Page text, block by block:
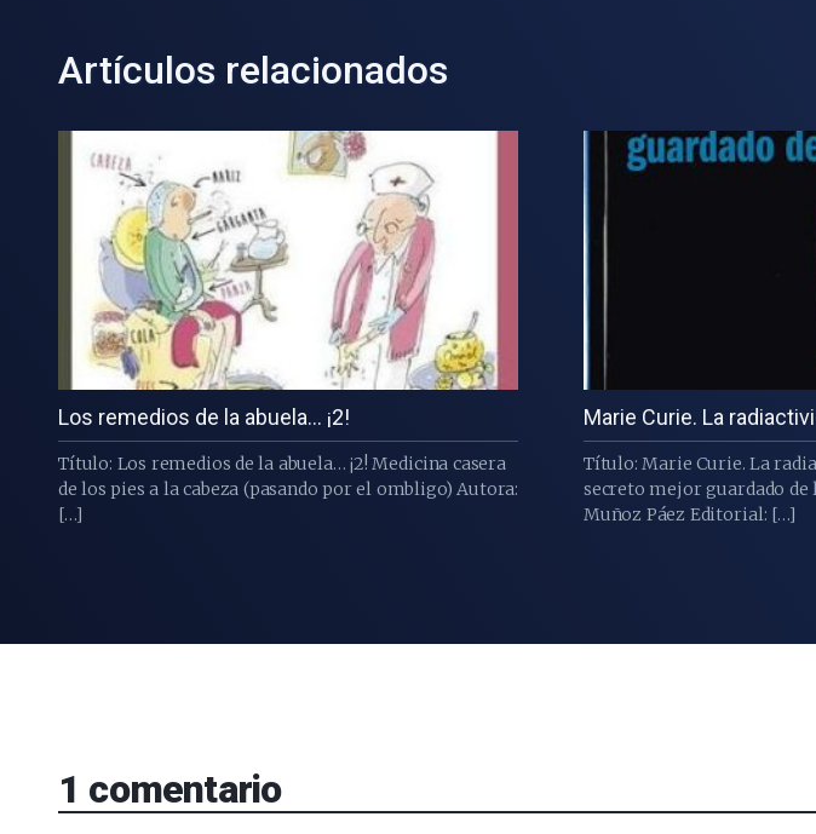
Artículos relacionados
Los remedios de la abuela… ¡2!
Título: Los remedios de la abuela… ¡2! Medicina casera
de los pies a la cabeza (pasando por el ombligo) Autora:
[…]
Marie Curie. La
Título: Marie Curie. La
secreto mejor guardado
Muñoz Páez Editorial: […]
1 comentario